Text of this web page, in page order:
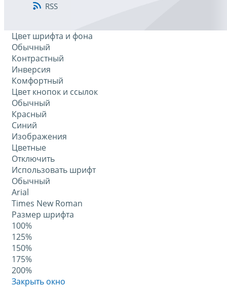
RSS
Цвет шрифта и фона
Обычный
Контрастный
Инверсия
Комфортный
Цвет кнопок и ссылок
Обычный
Красный
Синий
Изображения
Цветные
Отключить
Использовать шрифт
Обычный
Arial
Times New Roman
Размер шрифта
100%
125%
150%
175%
200%
Закрыть окно